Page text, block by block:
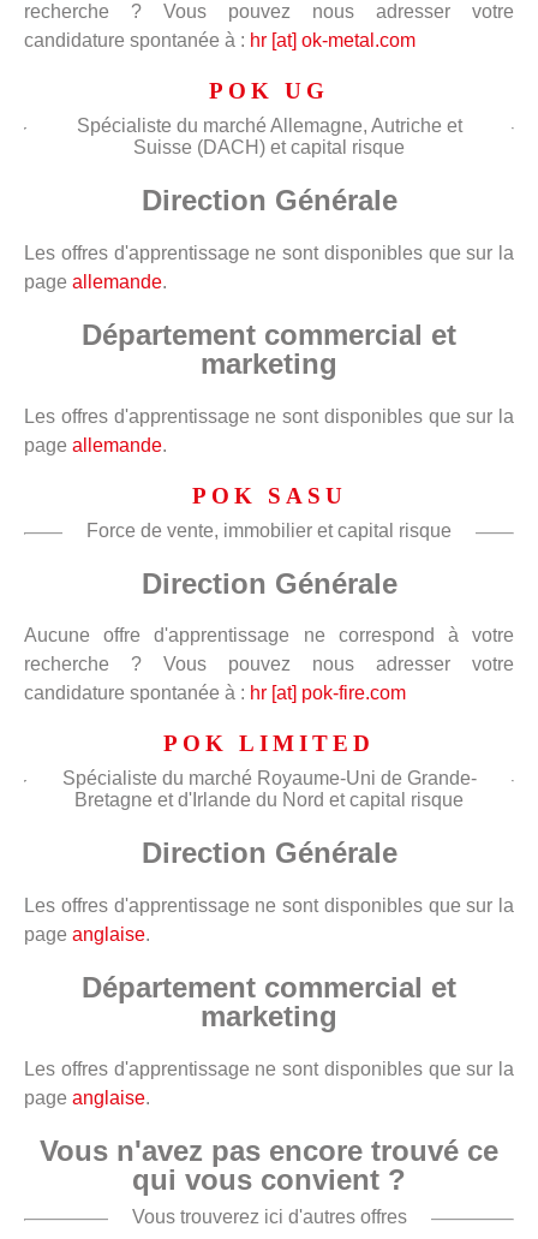
recherche ? Vous pouvez nous adresser votre
candidature spontanée à : hr [at] ok-metal.com
POK UG
Spécialiste du marché Allemagne, Autriche et
Suisse (DACH) et capital risque
Direction Générale
Les offres d'apprentissage ne sont disponibles que sur la
page allemande.
Département commercial et
marketing
Les offres d'apprentissage ne sont disponibles que sur la
page allemande.
POK SASU
Force de vente, immobilier et capital risque
Direction Générale
Aucune offre d'apprentissage ne correspond à votre
recherche ? Vous pouvez nous adresser votre
candidature spontanée à : hr [at] pok-fire.com
POK LIMITED
Spécialiste du marché Royaume-Uni de Grande-
Bretagne et d'Irlande du Nord et capital risque
Direction Générale
Les offres d'apprentissage ne sont disponibles que sur la
page anglaise.
Département commercial et
marketing
Les offres d'apprentissage ne sont disponibles que sur la
page anglaise.
Vous n'avez pas encore trouvé ce
qui vous convient ?
Vous trouverez ici d'autres offres